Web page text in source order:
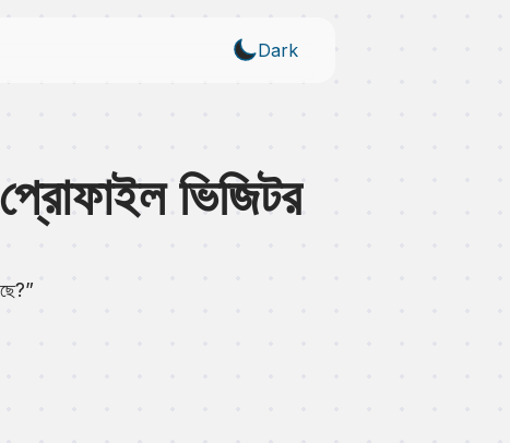
Dark
ভিজিটর